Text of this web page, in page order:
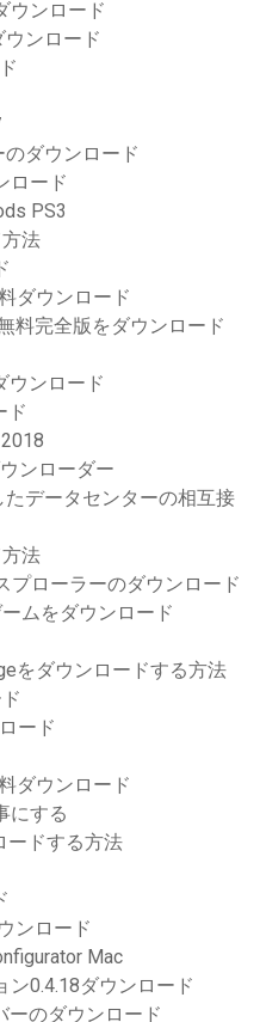
ウンロード
ンロード
ダウンロード
ロード
PS3
法
ダウンロード
料完全版をダウンロード
ウンロード
ド
ンローダー
データセンターの相互接
法
プローラーのダウンロード
ムをダウンロード
をダウンロードする方法
ード
ダウンロード
にする
ードする方法
ンロード
Mac
ン0.4.18ダウンロード
ーのダウンロード